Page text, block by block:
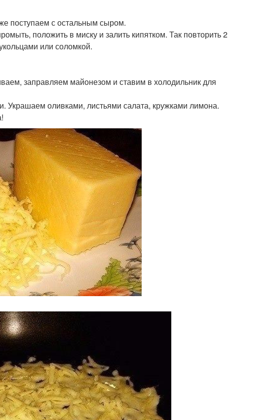
поступаем с остальным сыром.
положить в миску и залить кипятком. Так повторить 2
или соломкой.
заправляем майонезом и ставим в холодильник для
Украшаем оливками, листьями салата, кружками лимона.